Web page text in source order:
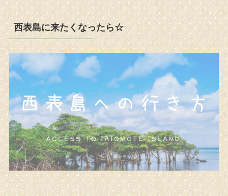
西表島に来たくなったら☆